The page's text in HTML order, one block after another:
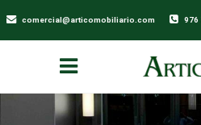
comercial@articomobiliario.com 976